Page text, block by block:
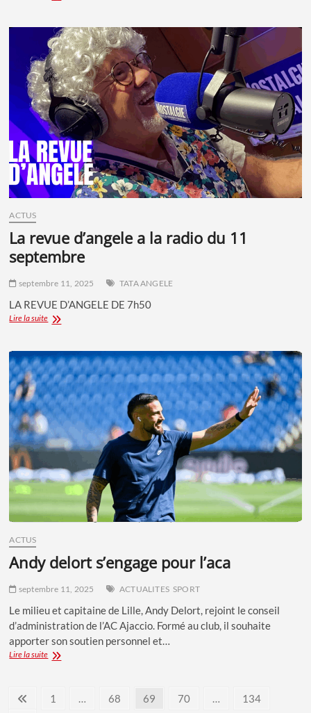
SEPTEMBRE
ACTUS
la revue d’angele a la radio du 11
septembre
septembre 11, 2025 TATA ANGELE
LA REVUE D’ANGELE DE 7h50
Lire la suiteLA
A
LA
RADIO
DU
11
SEPTEMBRE
ACTUS
andy delort s’engage pour l’aca
septembre 11, 2025 ACTUALITES SPORT
Le milieu et capitaine de Lille, Andy Delort, rejoint le conseil
d’administration de l’AC Ajaccio. Formé au club, il souhaite
apporter son soutien personnel et…
Lire la suiteANDY
L’ACA
Pagination
Previous
Page
1 … Page
68 Page
69 Page
70 … Page
134